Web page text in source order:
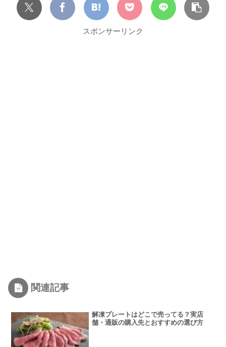
スポンサーリンク
関連記事
解凍プレートはどこで売ってる？実店
舗・通販の購入先とおすすめの選び方